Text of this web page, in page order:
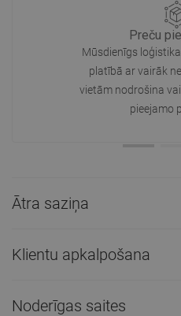
Preču
Mūsdienīgs
platībā ar vairāk
vietām nodrošina
pieejamo
Ātra saziņa
Klientu apkalpošana
Noderīgas saites